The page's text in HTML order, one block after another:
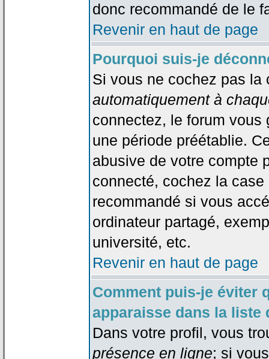
donc recommandé de le
Revenir en haut de page
Pourquoi suis-je
Si vous ne cochez pas
automatiquement à
connectez, le forum vous
une période préétablie.
abusive de votre compte
connecté, cochez la
recommandé si vous
ordinateur partagé,
université, etc.
Revenir en haut de page
Comment puis-je éviter
apparaisse dans la liste
Dans votre profil, vous
présence en ligne; si